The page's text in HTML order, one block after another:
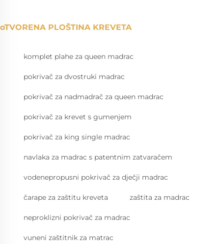
oTVORENA PLOŠTINA KREVETA
komplet plahe za queen madrac
pokrivač za dvostruki madrac
pokrivač za nadmadrač za queen madrac
pokrivač za krevet s gumenjem
pokrivač za king single madrac
navlaka za madrac s patentnim zatvaračem
vodenepropusni pokrivač za dječji madrac
čarape za zaštitu kreveta zaštita za madrac
neproklizni pokrivač za madrac
vuneni zaštitnik za matrac